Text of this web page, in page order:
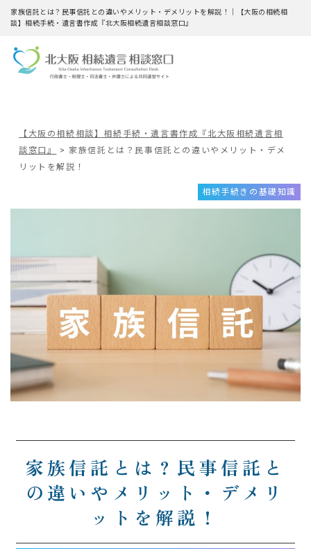
家族信託とは？民事信託との違いやメリット・デメリットを解説！｜【大阪の相続相
談】相続手続・遺言書作成『北大阪相続遺言相談窓口』
【大阪の相続相談】相続手続・遺言書作成『北大阪相続遺言相
談窓口』
> 家族信託とは？民事信託との違いやメリット・デメ
リットを解説！
相続手続きの基礎知識
家族信託とは？民事信託と
の違いやメリット・デメリ
ットを解説！